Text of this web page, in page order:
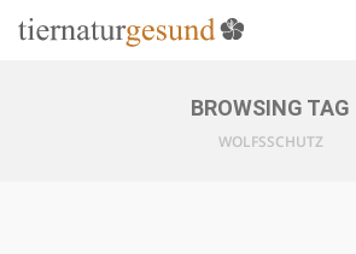
BROWSING TAG
WOLFSSCHUTZ